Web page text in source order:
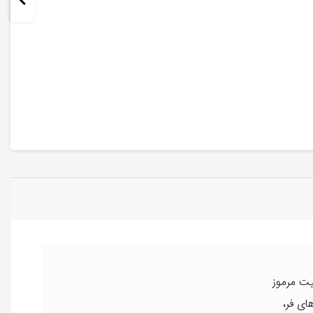
مرموز
فر،